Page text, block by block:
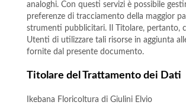
analoghi. Con questi servizi è possibile
preferenze di tracciamento della maggior
strumenti pubblicitari. Il Titolare, pertanto,
Utenti di utilizzare tali risorse in aggiunta
fornite dal presente documento.
Titolare del Trattamento dei Dati
Ikebana Floricoltura di Giulini Elvio